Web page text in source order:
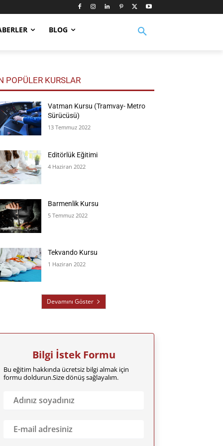
BLOG
POPÜLER KURSLAR
Vatman Kursu (Tramvay- Metro
Sürücüsü)
13 Temmuz 2022
Editörlük Eğitimi
4 Haziran 2022
Barmenlik Kursu
5 Temmuz 2022
Tekvando Kursu
1 Haziran 2022
Devamını Göster
Bilgi İstek Formu
Bu eğitim hakkında ücretsiz bilgi almak için
formu doldurun.Size dönüş sağlayalım.